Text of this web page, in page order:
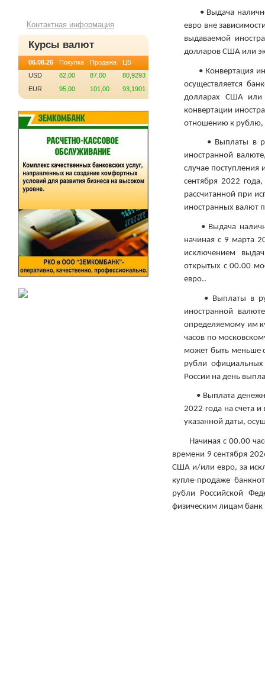
Контактная информация
Курсы валют
06.08.26 Покупка Продажа
ЦБ
USD
82,00 87,00
80,9293
EUR
95,00 101,00 93,1901
• Выдача
евро вне
выдаваемой
долларов США или
• Конвертация
осуществляется
долларах США или
конвертации
отношению к рублю,
• Выплаты в
иностранной
случае
сентября 2022
рассчитанной при
иностранных валют
• Выдача
начиная с 9 марта
исключением
открытых с 00.00
евро..
• Выплаты в
иностранной
определяемому им
часов по
может быть меньше
рубли
России на день
• Выплата
2022 года на счета
указанной даты,
Начиная с 00.00
времени 9 сентября
США и/или евро, за
купле-продаже
рубли Российской
физическим лицам банк